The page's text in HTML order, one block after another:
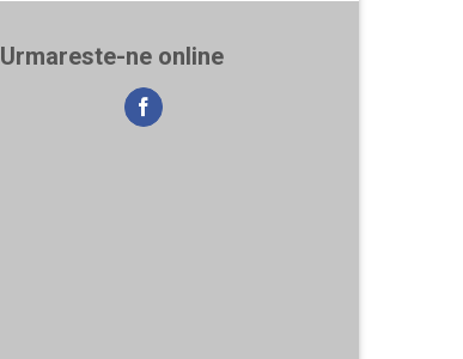
Urmareste-ne online